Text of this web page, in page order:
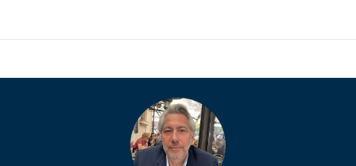
COLLAGÈNE SPORT : FORCE,
ENDURANCE & RÉCUPÉRATION
COLLAGÈNE DÉTOX : AFFINEZ ET